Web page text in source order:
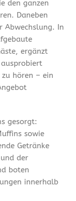
den ganzen
Daneben
Abwechslung. In
ergänzt
hören – ein
gesorgt:
sowie
Getränke
der
boten
innerhalb